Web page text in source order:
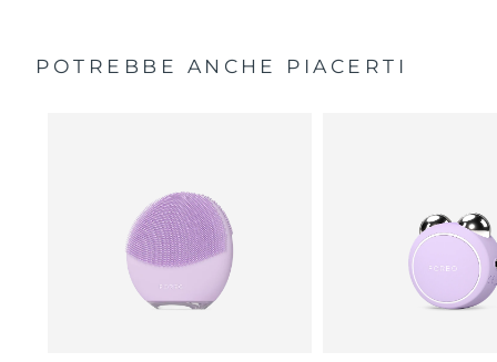
POTREBBE ANCHE PIACERTI